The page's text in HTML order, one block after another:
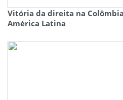
Vitória da direita na
América Latina